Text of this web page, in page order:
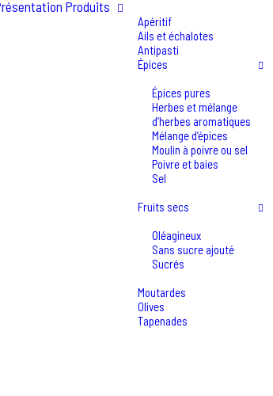
Produits
Apéritif
Ails et échalotes
Antipasti
Épices
Épices pures
Herbes et mélange
d’herbes aromatiques
Mélange d’épices
Moulin à poivre ou sel
Poivre et baies
Sel
Fruits secs
Oléagineux
Sans sucre ajouté
Sucrés
Moutardes
Olives
Tapenades